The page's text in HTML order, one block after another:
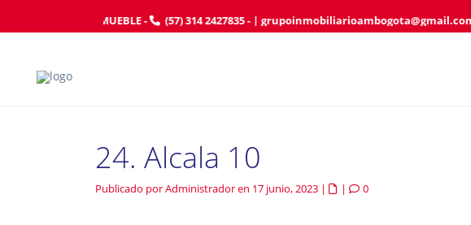
AFILIE SU INMUEBLE- (57) 314 2427835- |grupoinmobiliarioambogota@gmail.com
24. Alcala 10
Publicado por Administrador en 17 junio, 2023 | | 0